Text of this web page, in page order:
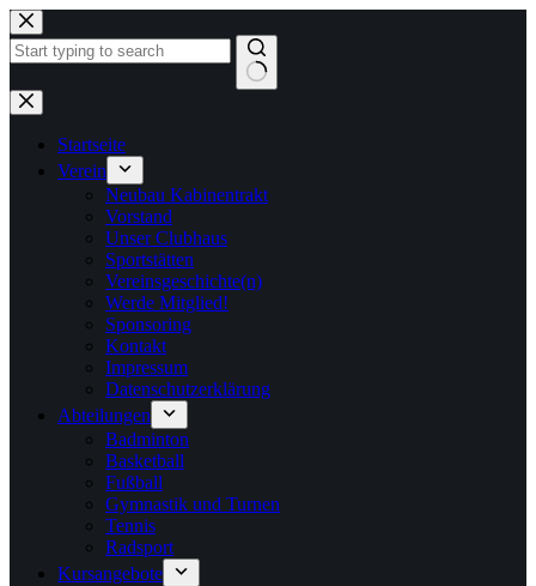
Zum
Inhalt
springen
Keine
Ergebnisse
Startseite
Verein
Neubau Kabinentrakt
Vorstand
Unser Clubhaus
Sportstätten
Vereinsgeschichte(n)
Werde Mitglied!
Sponsoring
Kontakt
Impressum
Datenschutzerklärung
Abteilungen
Badminton
Basketball
Fußball
Gymnastik und Turnen
Tennis
Radsport
Kursangebote